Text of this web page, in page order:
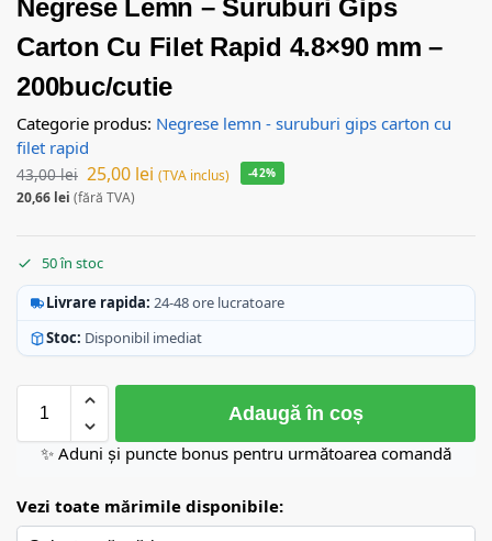
Negrese Lemn – Suruburi Gips
Carton Cu Filet Rapid 4.8×90 mm –
200buc/cutie
Categorie produs: Negrese lemn - suruburi gips carton cu
filet rapid
43,00lei 25,00 lei (TVA inclus)
20,66 lei (fără TVA)
-42%
50 în stoc
Livrare rapida: 24-48 ore lucratoare
Stoc: Disponibil imediat
Adaugă în coș
✨ Aduni și puncte bonus pentru următoarea comandă
Vezi toate mărimile disponibile: